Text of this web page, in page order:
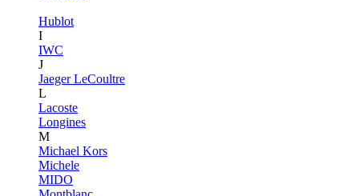
Hublot
I
IWC
J
Jaeger LeCoultre
L
Lacoste
Longines
M
Michael Kors
Michele
MIDO